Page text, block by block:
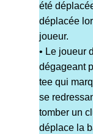
été
déplacée
joueur.
• Le joueur
dégageant
tee qui
se
tomber un
déplace la